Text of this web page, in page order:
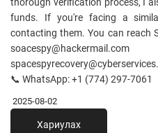
funds. If you're facing a
contacting them. You can reach
📞 WhatsApp: +1 (774) 297-7061
2025-08-02
Хариулах